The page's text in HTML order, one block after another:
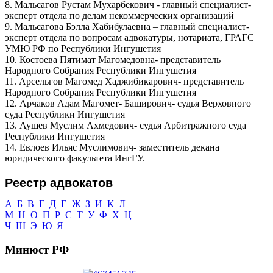
8. Мальсагов Рустам Мухарбекович - главный специалист-
эксперт отдела по делам некоммерческих организаций
9. Мальсагова Бэлла Хабибулаевна – главный специалист-
эксперт отдела по вопросам адвокатуры, нотариата, ГРАГС
УМЮ РФ по Республики Ингушетия
10. Костоева Пятимат Магомедовна- представитель
Народного Собрания Республики Ингушетия
11. Арсельгов Магомед Хаджибикарович- представитель
Народного Собрания Республики Ингушетия
12. Арчаков Адам Магомет- Баширович- судья Верховного
суда Республики Ингушетия
13. Аушев Муслим Ахмедович- судья Арбитражного суда
Республики Ингушетия
14. Евлоев Ильяс Муслимович- заместитель декана
юридического факультета ИнгГУ.
Реестр адвокатов
А Б В Г Д Е Ж З И К Л
М Н О П Р С Т У Ф Х Ц
Ч Ш Э Ю Я
Минюст РФ